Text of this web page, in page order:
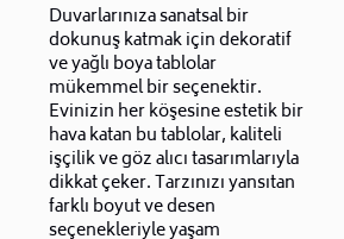
Duvarlarınıza sanatsal bir
dokunuş katmak için dekoratif
ve yağlı boya tablolar
mükemmel bir seçenektir.
Evinizin her köşesine estetik bir
hava katan bu tablolar, kaliteli
işçilik ve göz alıcı tasarımlarıyla
dikkat çeker. Tarzınızı yansıtan
farklı boyut ve desen
seçenekleriyle yaşam